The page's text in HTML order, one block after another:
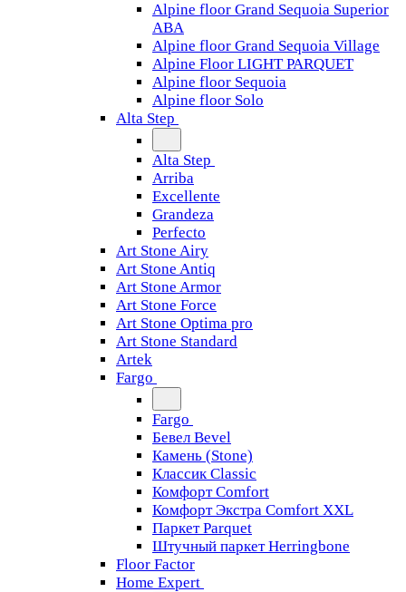
Alpine floor Grand Sequoia Superior
ABA
Alpine floor Grand Sequoia Village
Alpine Floor LIGHT PARQUET
Alpine floor Sequoia
Alpine floor Solo
Alta Step
Alta Step
Arriba
Excellente
Grandeza
Perfecto
Art Stone Airy
Art Stone Antiq
Art Stone Armor
Art Stone Force
Art Stone Optima pro
Art Stone Standard
Artek
Fargo
Fargo
Бевел Bevel
Камень (Stone)
Классик Classic
Комфорт Comfort
Комфорт Экстра Comfort XXL
Паркет Parquet
Штучный паркет Herringbone
Floor Factor
Home Expert